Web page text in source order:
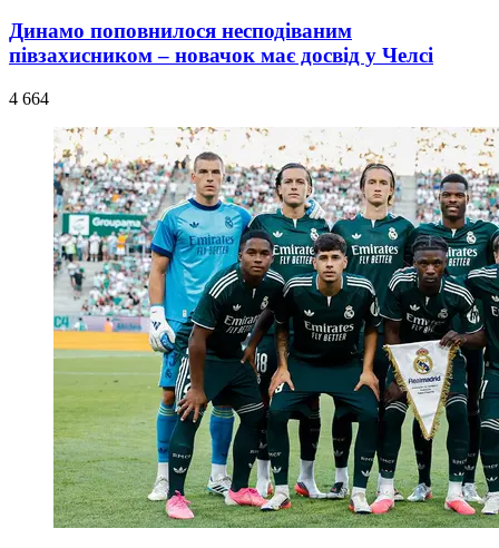
Динамо поповнилося несподіваним
півзахисником – новачок має досвід у Челсі
4 664